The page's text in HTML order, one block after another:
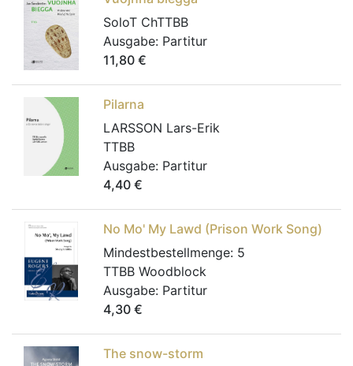
SoloT ChTTBB
Ausgabe: Partitur
11,80 €
Pilarna
LARSSON Lars-Erik
TTBB
Ausgabe: Partitur
4,40 €
No Mo' My Lawd (Prison Work Song)
Mindestbestellmenge: 5
TTBB Woodblock
Ausgabe: Partitur
4,30 €
The snow-storm